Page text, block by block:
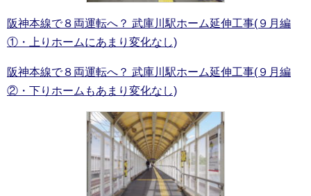
阪神本線で８両運転へ？ 武庫川駅ホーム延伸工事(９月編
①・上りホームにあまり変化なし)
阪神本線で８両運転へ？ 武庫川駅ホーム延伸工事(９月編
②・下りホームもあまり変化なし)